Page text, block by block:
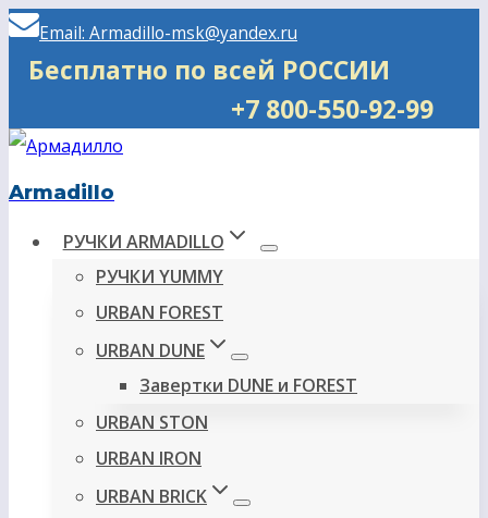
Перейти
Email: Armadillo-msk@yandex.ru
Бесплатно по всей РОССИИ
+7 800-550-92-99
Armadillo
РУЧКИ ARMADILLO
РУЧКИ YUMMY
URBAN FOREST
URBAN DUNE
Завертки DUNE и FOREST
URBAN STON
URBAN IRON
URBAN BRICK